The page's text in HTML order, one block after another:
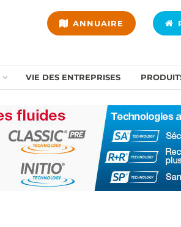
ANNUAIRE
VIE DES ENTREPRISES